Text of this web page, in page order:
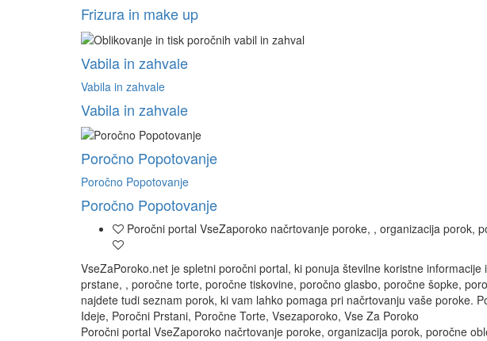
Frizura in make up
Vabila in zahvale
Vabila in zahvale
Vabila in zahvale
Poročno Popotovanje
Poročno Popotovanje
Poročno Popotovanje
Poročni portal VseZaporoko načrtovanje poroke, , organizacija porok,
VseZaPoroko.net je spletni poročni portal, ki ponuja številne koristne
prstane, , poročne torte, poročne tiskovine, poročno glasbo, poročne šopke,
najdete tudi seznam porok, ki vam lahko pomaga pri načrtovanju vaše poroke.
Ideje, Poročni Prstani, Poročne Torte, Vsezaporoko, Vse Za Poroko
Poročni portal VseZaporoko načrtovanje poroke, organizacija porok, poročne